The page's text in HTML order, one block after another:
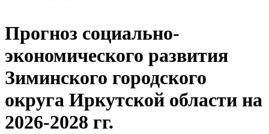
Прогноз социально-
экономического развития
Зиминского городского
округа Иркутской области на
2026-2028 гг.